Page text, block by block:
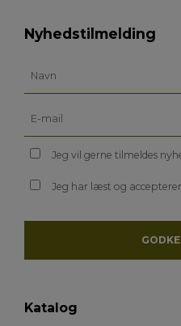
Nyhedstilmelding
Jeg vil gerne tilmeldes
Jeg har læst og
Katalog